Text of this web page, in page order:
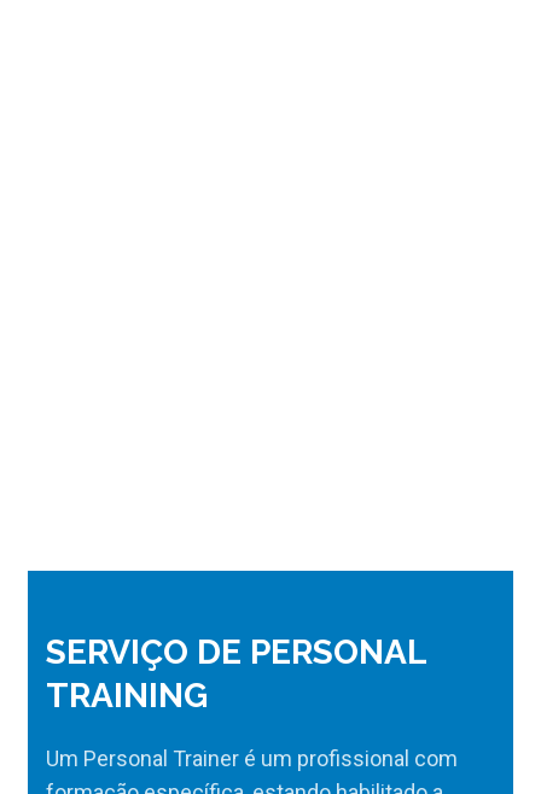
SERVIÇO DE PERSONAL
TRAINING
Um Personal Trainer é um profissional com